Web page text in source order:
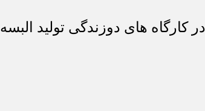
های دوزندگی تولید البسه